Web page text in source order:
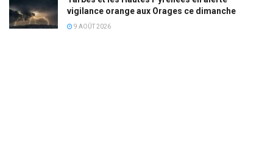
vigilance orange aux Orages ce dimanche
9 AOÛT 2026